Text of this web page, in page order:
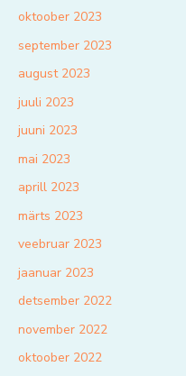
oktoober 2023
september 2023
august 2023
juuli 2023
juuni 2023
mai 2023
aprill 2023
märts 2023
veebruar 2023
jaanuar 2023
detsember 2022
november 2022
oktoober 2022